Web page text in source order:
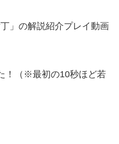
」の解説紹介プレイ動画
！（※最初の10秒ほど若